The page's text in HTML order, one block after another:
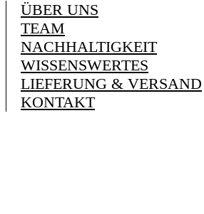
ÜBER UNS
TEAM
NACHHALTIGKEIT
WISSENSWERTES
LIEFERUNG & VERSAND
KONTAKT